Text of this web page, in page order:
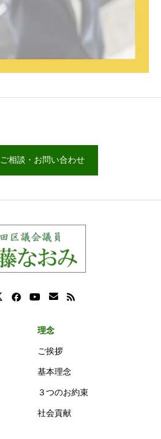
相談・お問い合わせ
理念
ご挨拶
基本理念
３つのお約束
社会貢献